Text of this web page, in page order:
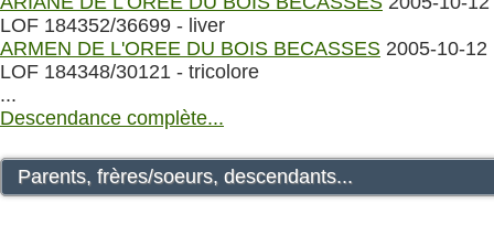
LOF 184352/36699 - liver
ARMEN DE L'OREE DU BOIS BECASSES 2005-10-12
LOF 184348/30121 - tricolore
...
Descendance complète...
Parents, frères/soeurs, descendants...